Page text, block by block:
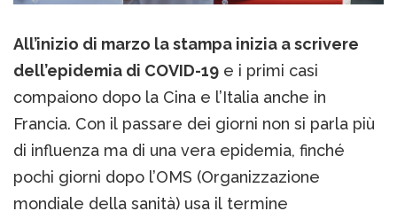
All’inizio di marzo la stampa inizia a scrivere
dell’epidemia di COVID-19 e i primi casi
compaiono dopo la Cina e l’Italia anche in
Francia. Con il passare dei giorni non si parla più
di influenza ma di una vera epidemia, finché
pochi giorni dopo l’OMS (Organizzazione
mondiale della sanità) usa il termine